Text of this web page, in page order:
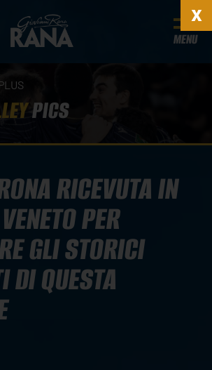
MENU
PICS
RICEVUTA IN
PER
GLI STORICI
DI QUESTA